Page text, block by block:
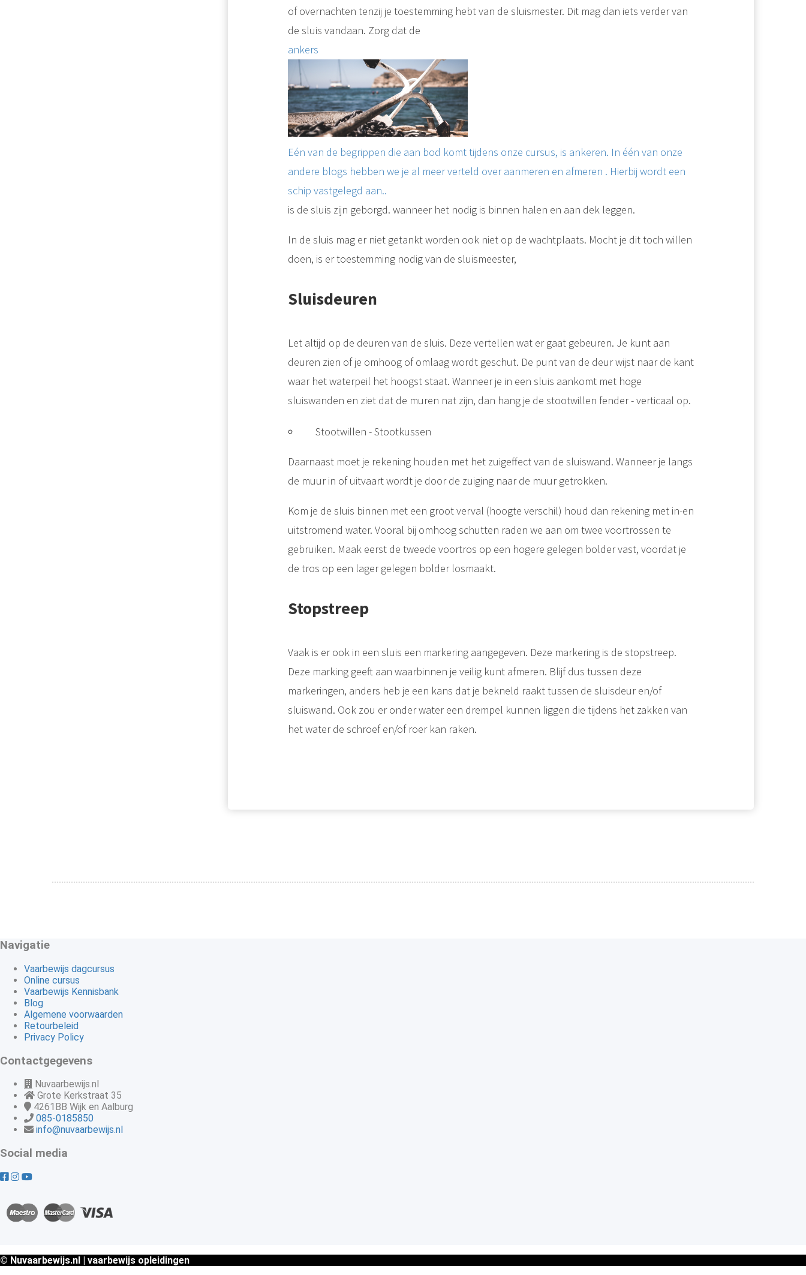
of overnachten tenzij je toestemming hebt van de sluismester. Dit mag dan iets verder van
de sluis vandaan. Zorg dat de
ankers
Eén van de begrippen die aan bod komt tijdens onze cursus, is ankeren. In één van onze
andere blogs hebben we je al meer verteld over aanmeren en afmeren . Hierbij wordt een
schip vastgelegd aan..
is de sluis zijn geborgd. wanneer het nodig is binnen halen en aan dek leggen.
In de sluis mag er niet getankt worden ook niet op de wachtplaats. Mocht je dit toch willen
doen, is er toestemming nodig van de sluismeester,
Sluisdeuren
Let altijd op de deuren van de sluis. Deze vertellen wat er gaat gebeuren. Je kunt aan
deuren zien of je omhoog of omlaag wordt geschut. De punt van de deur wijst naar de kant
waar het waterpeil het hoogst staat. Wanneer je in een sluis aankomt met hoge
sluiswanden en ziet dat de muren nat zijn, dan hang je de stootwillen fender - verticaal op.
Stootwillen - Stootkussen
Daarnaast moet je rekening houden met het zuigeffect van de sluiswand. Wanneer je langs
de muur in of uitvaart wordt je door de zuiging naar de muur getrokken.
Kom je de sluis binnen met een groot verval (hoogte verschil) houd dan rekening met in-en
uitstromend water. Vooral bij omhoog schutten raden we aan om twee voortrossen te
gebruiken. Maak eerst de tweede voortros op een hogere gelegen bolder vast, voordat je
de tros op een lager gelegen bolder losmaakt.
Stopstreep
Vaak is er ook in een sluis een markering aangegeven. Deze markering is de stopstreep.
Deze marking geeft aan waarbinnen je veilig kunt afmeren. Blijf dus tussen deze
markeringen, anders heb je een kans dat je bekneld raakt tussen de sluisdeur en/of
sluiswand. Ook zou er onder water een drempel kunnen liggen die tijdens het zakken van
het water de schroef en/of roer kan raken.
Navigatie
Vaarbewijs dagcursus
Online cursus
Vaarbewijs Kennisbank
Blog
Algemene voorwaarden
Retourbeleid
Privacy Policy
Contactgegevens
Nuvaarbewijs.nl
Grote Kerkstraat 35
4261BB Wijk en Aalburg
085-0185850
info@nuvaarbewijs.nl
Social media
© Nuvaarbewijs.nl | vaarbewijs opleidingen